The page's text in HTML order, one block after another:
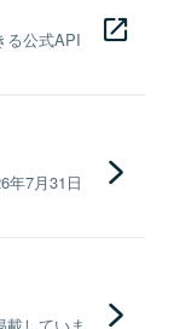
る公式API
年7月31日